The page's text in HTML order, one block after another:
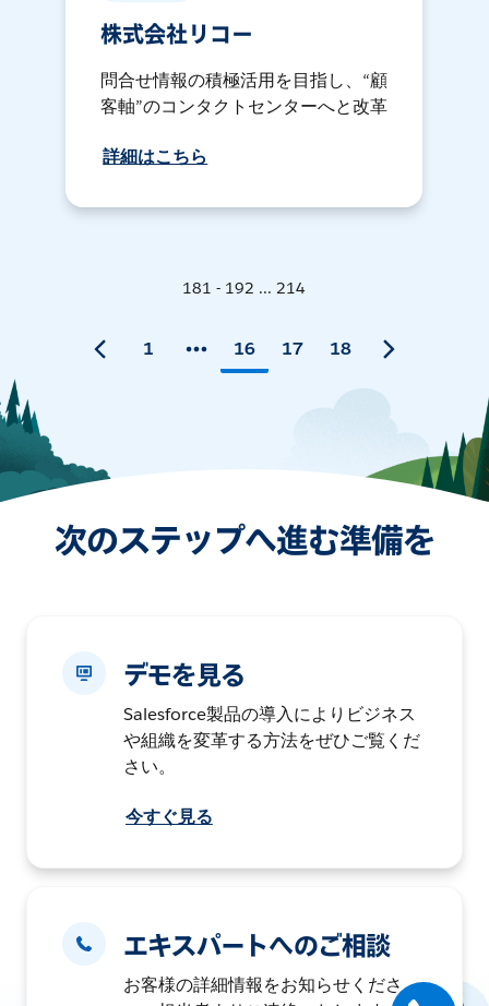
株式会社リコー
問合せ情報の積極活用を目指し、“顧
客軸”のコンタクトセンターへと改革
詳細はこちら
181 - 192 ... 214
1 16 17 18
次のステップへ進む準備を
デモを見る
Salesforce製品の導入によりビジネス
や組織を変革する方法をぜひご覧くだ
さい。
今すぐ見る
エキスパートへのご相談
お客様の詳細情報をお知らせくださ